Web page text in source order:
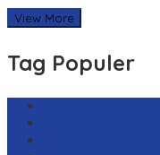
View More
Tag Populer